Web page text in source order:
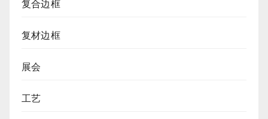
复合边框
复材边框
展会
工艺